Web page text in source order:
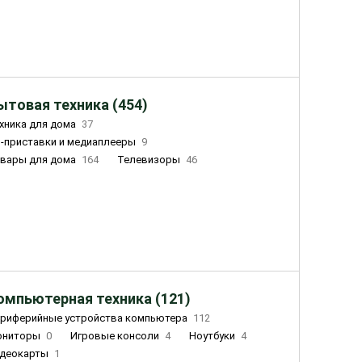
техника (454)
для дома 37
приставки и медиаплееры
9
для дома 164 Телевизоры 46
техника (121)
устройства компьютера 112
0 Игровые консоли 4 Ноутбуки 4
1